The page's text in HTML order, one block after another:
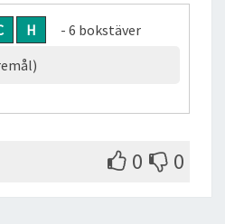
H
- 6 bokstäver
0 0